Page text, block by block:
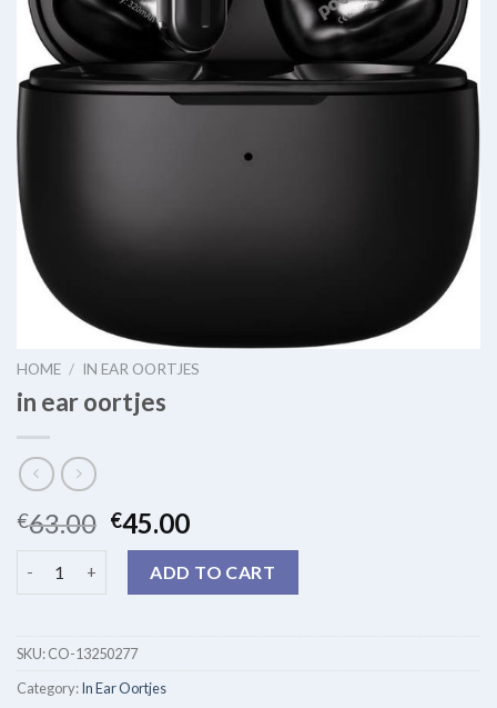
HOME / IN EAR OORTJES
in ear oortjes
€63.00 €45.00
ADD TO CART
SKU:CO-13250277
Category:In Ear Oortjes